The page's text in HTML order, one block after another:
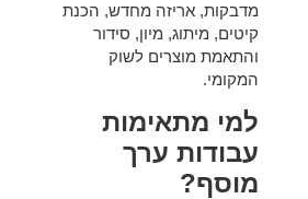
מדבקות, אריזה מחדש, הכנת
קיטים, מיתוג, מיון, סידור
והתאמת מוצרים לשוק
המקומי.
למי מתאימות
עבודות ערך
מוסף?